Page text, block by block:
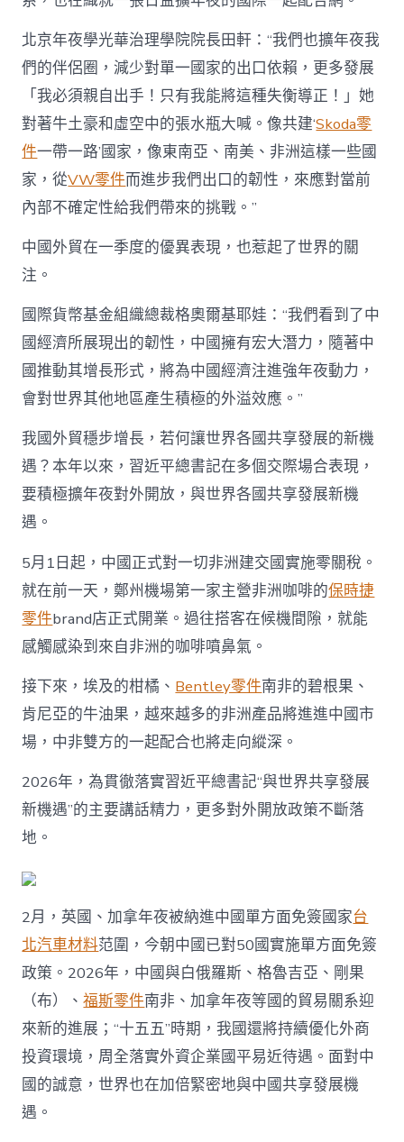
北京年夜學光華治理學院院長田軒：“我們也擴年夜我
們的伴侶圈，減少對單一國家的出口依賴，更多發展
「我必須親自出手！只有我能將這種失衡導正！」她
對著牛土豪和虛空中的張水瓶大喊。像共建‘Skoda零
件一帶一路’國家，像東南亞、南美、非洲這樣一些國
家，從VW零件而進步我們出口的韌性，來應對當前
內部不確定性給我們帶來的挑戰。”
中國外貿在一季度的優異表現，也惹起了世界的關
注。
國際貨幣基金組織總裁格奧爾基耶娃：“我們看到了中
國經濟所展現出的韌性，中國擁有宏大潛力，隨著中
國推動其增長形式，將為中國經濟注進強年夜動力，
會對世界其他地區產生積極的外溢效應。”
我國外貿穩步增長，若何讓世界各國共享發展的新機
遇？本年以來，習近平總書記在多個交際場合表現，
要積極擴年夜對外開放，與世界各國共享發展新機
遇。
5月1日起，中國正式對一切非洲建交國實施零關稅。
就在前一天，鄭州機場第一家主營非洲咖啡的保時捷
零件brand店正式開業。過往搭客在候機間隙，就能
感觸感染到來自非洲的咖啡噴鼻氣。
接下來，埃及的柑橘、 Bentley零件南非的碧根果、
肯尼亞的牛油果，越來越多的非洲產品將進進中國市
場，中非雙方的一起配合也將走向縱深。
2026年，為貫徹落實習近平總書記“與世界共享發展
新機遇”的主要講話精力，更多對外開放政策不斷落
地。
2月，英國、加拿年夜被納進中國單方面免簽國家台
北汽車材料范圍，今朝中國已對50國實施單方面免簽
政策。2026年，中國與白俄羅斯、格魯吉亞、剛果
（布）、福斯零件南非、加拿年夜等國的貿易關系迎
來新的進展；“十五五”時期，我國還將持續優化外商
投資環境，周全落實外資企業國平易近待遇。面對中
國的誠意，世界也在加倍緊密地與中國共享發展機
遇。